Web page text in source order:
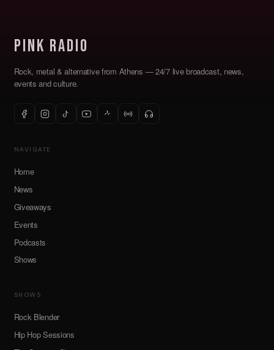
Pink Radio
Rock, metal & alternative from Athens — 24/7 live broadcast, news,
events and culture.
NAVIGATE
Home
News
Giveaways
Events
Podcasts
Shows
SHOWS
Rock Blender
Hip Hop Sessions